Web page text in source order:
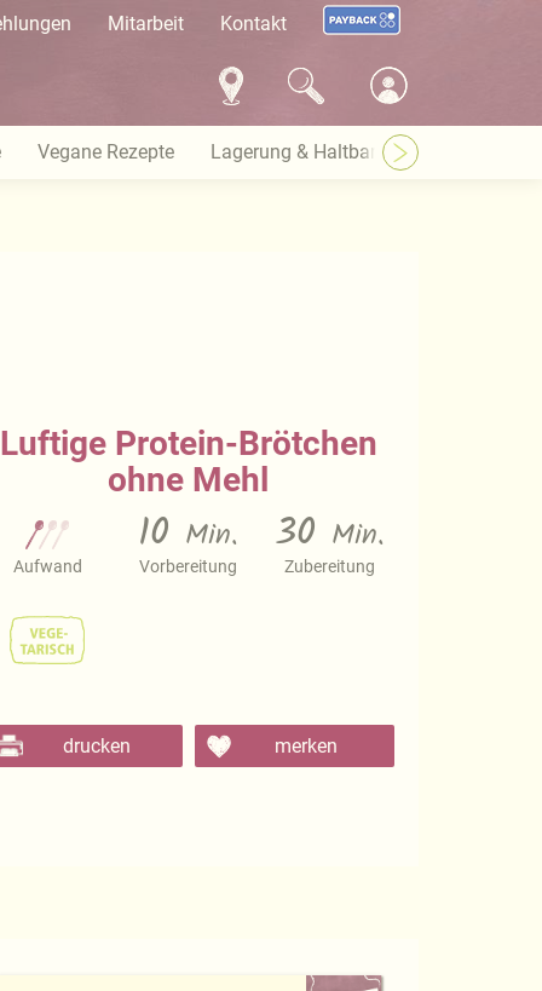
Mitarbeit Kontakt
Vegane Rezepte Lagerung & Haltbarkeit
Luftige Protein-Brötchen
ohne Mehl
Aufwand
10 Min.
Vorbereitung
30 Min.
Zubereitung
drucken merken